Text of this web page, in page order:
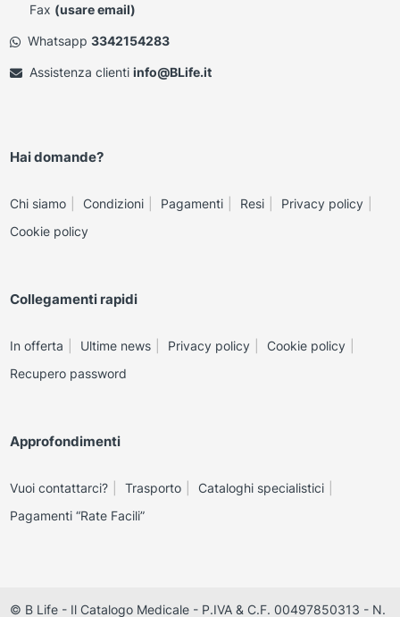
Fax (usare email)
Whatsapp 3342154283
Assistenza clienti info@BLife.it
Hai domande?
Chi siamo Condizioni Pagamenti Resi
Privacy policy
Cookie policy
Collegamenti rapidi
In offerta Ultime news Privacy policy
Cookie policy
Recupero password
Approfondimenti
Vuoi contattarci? Trasporto
Cataloghi specialistici
Pagamenti “Rate Facili”
© B Life - Il Catalogo Medicale - P.IVA & C.F. 00497850313 - N.